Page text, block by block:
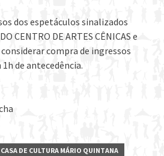
dos espetáculos sinalizados
CENTRO DE ARTES CÊNICAS e
considerar compra de ingressos
de antecedência.
CASA DE CULTURA MÁRIO QUINTANA